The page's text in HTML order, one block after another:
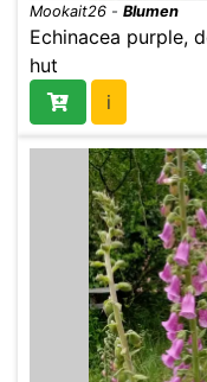
Mookait26 - Blumen
Echinacea purple,
hut
i